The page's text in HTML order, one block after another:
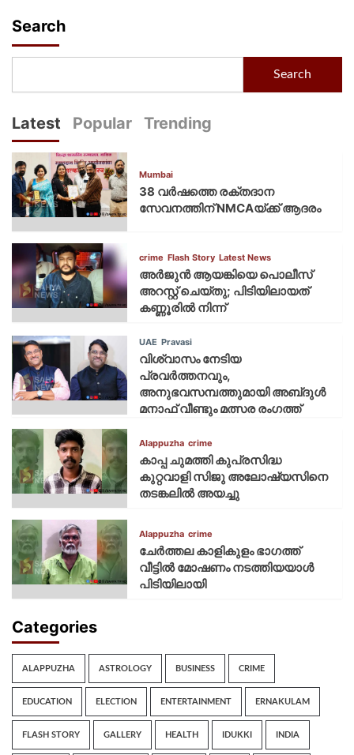
Search
Search
Latest Popular Trending
Mumbai
38 വർഷത്തെ രക്തദാന
സേവനത്തിന് NMCAയ്ക്ക് ആദരം
crime Flash Story Latest News
അർജുൻ ആയങ്കിയെ പൊലീസ്
അറസ്റ്റ് ചെയ്‌തു; പിടിയിലായത്
കണ്ണൂരിൽ നിന്ന്
UAE Pravasi
വിശ്വാസം നേടിയ
പ്രവർത്തനവും,
അനുഭവസമ്പത്തുമായി അബ്‌ദുൾ
മനാഫ് വീണ്ടും മത്സര രംഗത്ത്
Alappuzha crime
കാപ്പ ചുമത്തി കുപ്രസിദ്ധ
കുറ്റവാളി സിജു അലോഷ്യസിനെ
തടങ്കലിൽ അയച്ചു
Alappuzha crime
ചേർത്തല കാളികുളം ഭാഗത്ത്
വീട്ടിൽ മോഷണം നടത്തിയയാൾ
പിടിയിലായി
Categories
ALAPPUZHA ASTROLOGY BUSINESS CRIME
EDUCATION ELECTION ENTERTAINMENT ERNAKULAM
FLASH STORY GALLERY HEALTH IDUKKI INDIA